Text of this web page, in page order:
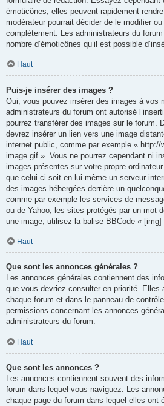
émoticônes, elles peuvent rapidement
modérateur pourrait décider de le modifier
complètement. Les administrateurs du
nombre d’émoticônes qu’il est possible
Haut
Puis-je insérer des images ?
Oui, vous pouvez insérer des images à vos
administrateurs du forum ont autorisé
pourrez transférer des images sur le forum.
devrez insérer un lien vers une image
internet public, comme par exemple « http://
image.gif ». Vous ne pourrez cependant ni
images présentes sur votre propre
que celui-ci soit en lui-même un serveur
des images hébergées derrière un
comme par exemple les services de
ou de Yahoo, les sites protégés par un mot
une image, utilisez la balise BBCode « [img]
Haut
Que sont les annonces générales ?
Les annonces générales contiennent des
que vous devriez consulter en priorité. Elles
chaque forum et dans le panneau de
permissions concernant les annonces
administrateurs du forum.
Haut
Que sont les annonces ?
Les annonces contiennent souvent des
forum dans lequel vous naviguez. Les
chaque page du forum dans lequel elles ont